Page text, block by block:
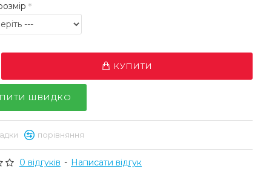
0 відгуків - Написати відгук
КУПИТИ
ШВИДКО
порівняння